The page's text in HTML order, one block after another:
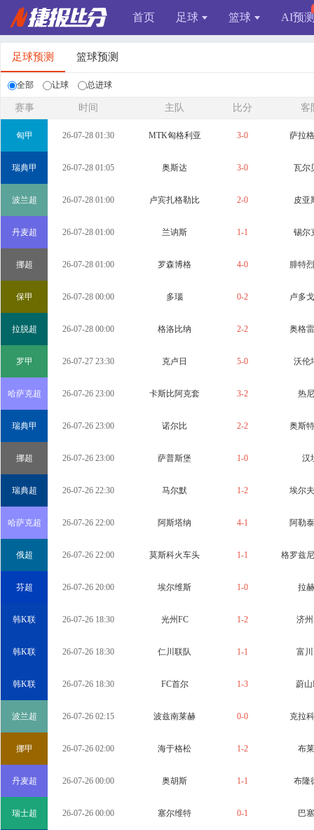
首页 足球 篮球 AI预
足球预测 篮球预测
全部 让球 总进球
赛事 时间 主队 比分 客
匈甲 26-07-28 01:30 MTK匈格利亚 3-0 萨拉
瑞典甲 26-07-28 01:05 奥斯达 3-0 瓦尔
波兰超 26-07-28 01:00 卢宾扎格勒比 2-0 皮亚
丹麦超 26-07-28 01:00 兰讷斯 1-1 锡尔
挪超 26-07-28 01:00 罗森博格 4-0 腓特
保甲 26-07-28 00:00 多瑙 0-2 卢多
拉脱超 26-07-28 00:00 格洛比纳 2-2 奥格
罗甲 26-07-27 23:30 克卢日 5-0 沃伦
哈萨克超 26-07-26 23:00 卡斯比阿克套 3-2 热
瑞典甲 26-07-26 23:00 诺尔比 2-2 奥斯
挪超 26-07-26 23:00 萨普斯堡 1-0 汉
瑞典超 26-07-26 22:30 马尔默 1-2 埃尔
哈萨克超 26-07-26 22:00 阿斯塔纳 4-1 阿勒
俄超 26-07-26 22:00 莫斯科火车头 1-1 格罗兹
芬超 26-07-26 20:00 埃尔维斯 1-0 拉
韩K联 26-07-26 18:30 光州FC 1-2 济
韩K联 26-07-26 18:30 仁川联队 1-1 富
韩K联 26-07-26 18:30 FC首尔 1-3 蔚
波兰超 26-07-26 02:15 波兹南莱赫 0-0 克拉
挪甲 26-07-26 02:00 海于格松 1-2 布
丹麦超 26-07-26 00:00 奥胡斯 1-1 布隆
瑞士超 26-07-26 00:00 塞尔维特 0-1 巴